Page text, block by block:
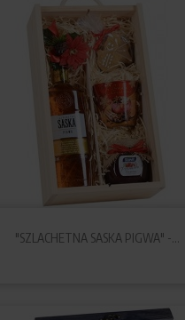
"SZLACHETNA SASKA PIGWA" -...
